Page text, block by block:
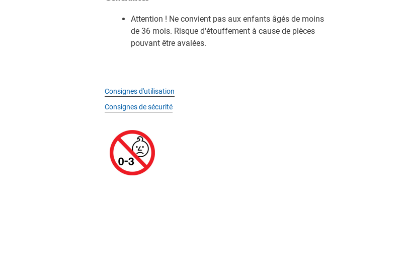
Attention ! Ne convient pas aux enfants âgés de moins
de 36 mois. Risque d'étouffement à cause de pièces
pouvant être avalées.
Consignes d'utilisation
Consignes de sécurité